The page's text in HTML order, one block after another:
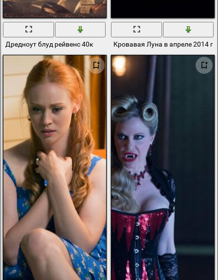
Дредноут блуд рейвенс 40к Кровавая Луна в апреле 2014